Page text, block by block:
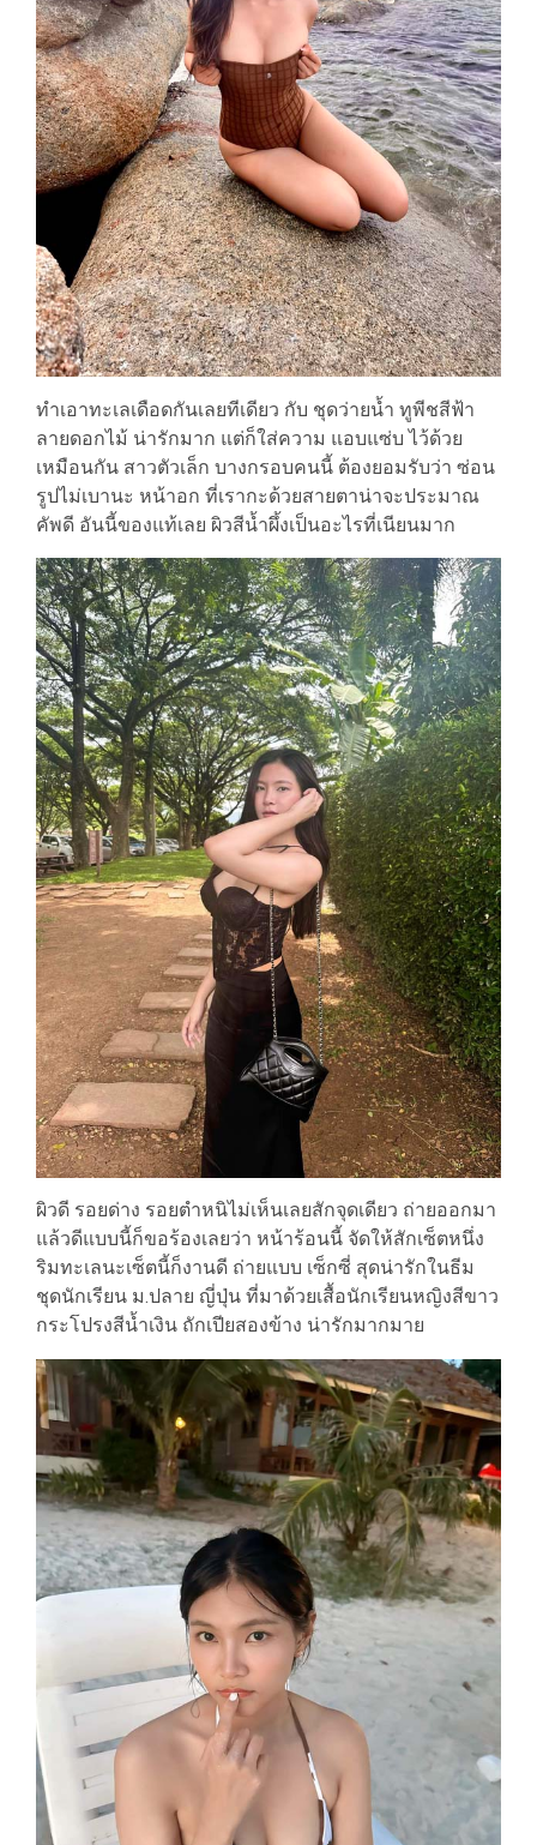
ทำเอาทะเลเดือดกันเลยทีเดียว กับ ชุดว่ายน้ำ ทูพีชสีฟ้า
ลายดอกไม้ น่ารักมาก แต่ก็ใส่ความ แอบแซ่บ ไว้ด้วย
เหมือนกัน สาวตัวเล็ก บางกรอบคนนี้ ต้องยอมรับว่า ซ่อน
รูปไม่เบานะ หน้าอก ที่เรากะด้วยสายตาน่าจะประมาณ
คัพดี อันนี้ของแท้เลย ผิวสีน้ำผึ้งเป็นอะไรที่เนียนมาก
ผิวดี รอยด่าง รอยตำหนิไม่เห็นเลยสักจุดเดียว ถ่ายออกมา
แล้วดีแบบนี้ก็ขอร้องเลยว่า หน้าร้อนนี้ จัดให้สักเซ็ตหนึ่ง
ริมทะเลนะเซ็ตนี้ก็งานดี ถ่ายแบบ เซ็กซี่ สุดน่ารักในธีม
ชุดนักเรียน ม.ปลาย ญี่ปุ่น ที่มาด้วยเสื้อนักเรียนหญิงสีขาว
กระโปรงสีน้ำเงิน ถักเปียสองข้าง น่ารักมากมาย